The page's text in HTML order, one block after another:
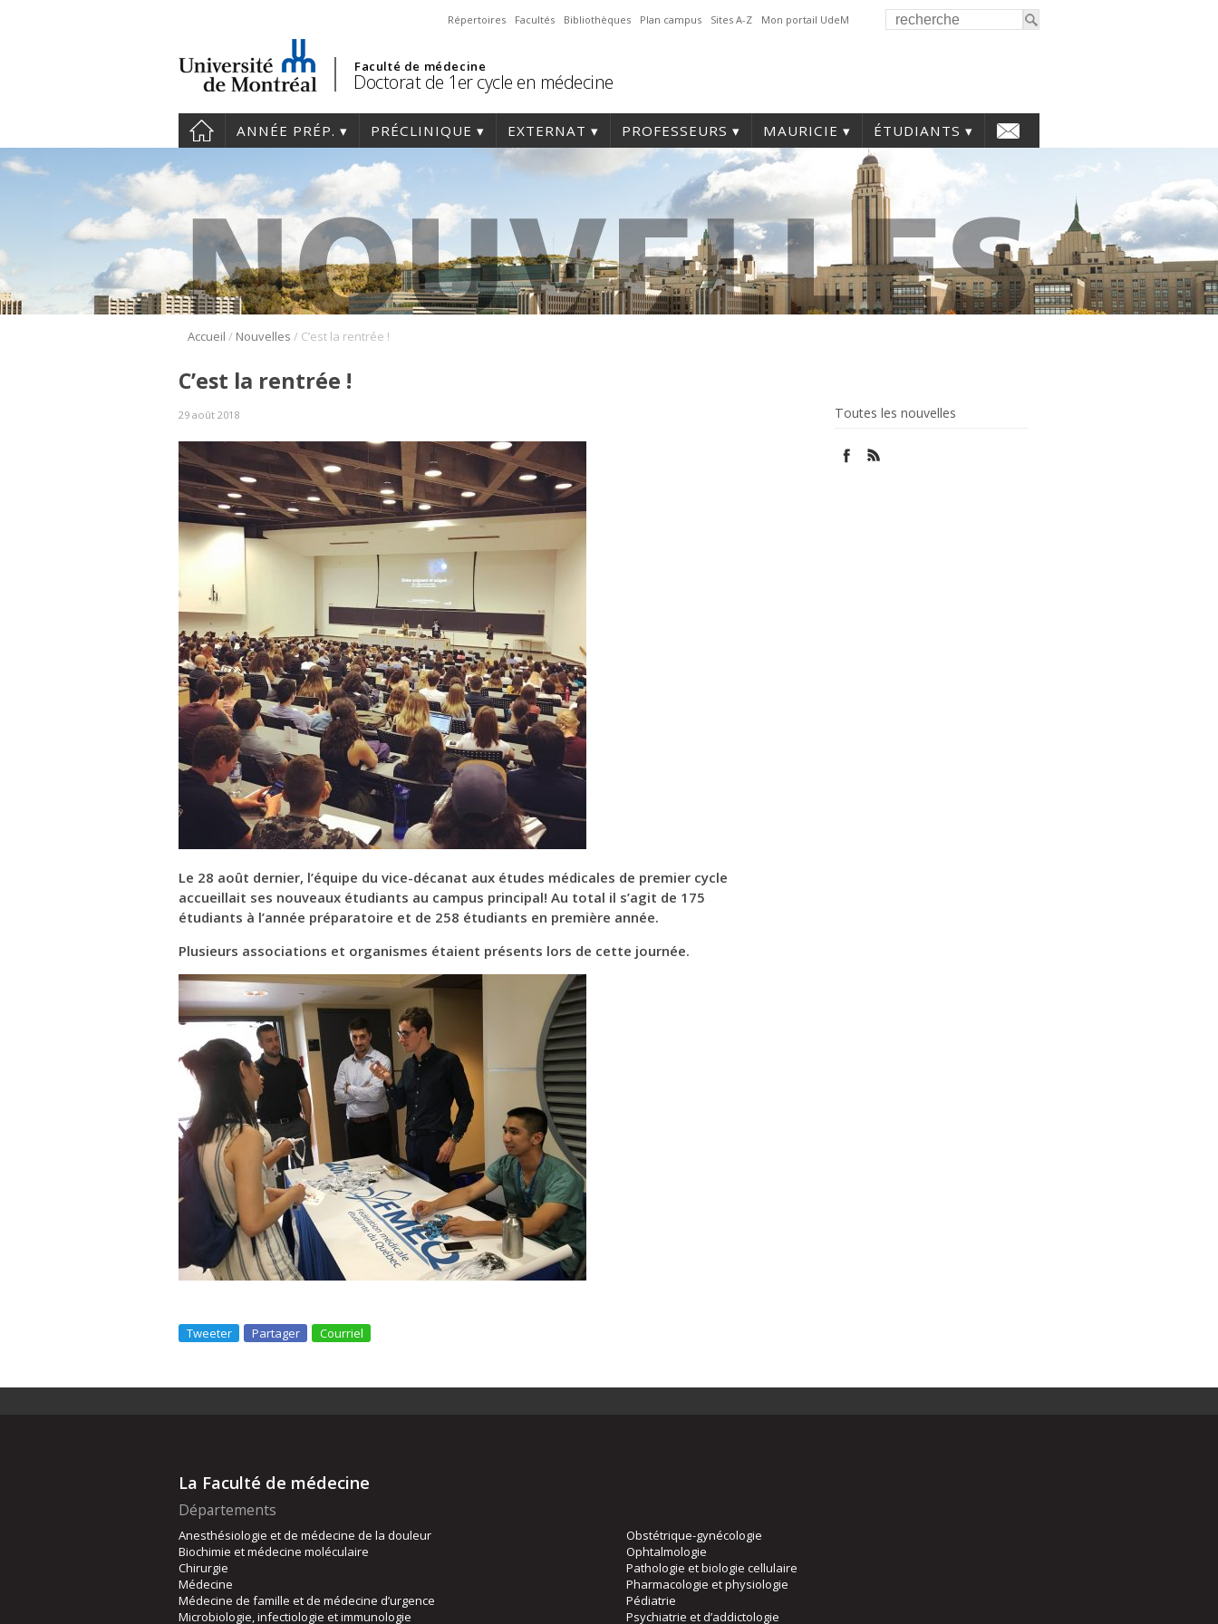
Répertoires Facultés Bibliothèques Plan campus Sites A-Z Mon portail UdeM
Faculté de médecine
Doctorat de 1er cycle en médecine
ANNÉE PRÉP. PRÉCLINIQUE EXTERNAT PROFESSEURS MAURICIE ÉTUDIANTS
Accueil / Nouvelles / C’est la rentrée !
Toutes les nouvelles
C’est la rentrée !
29 août 2018
Le 28 août dernier, l’équipe du vice-décanat aux études médicales de premier cycle
accueillait ses nouveaux étudiants au campus principal! Au total il s’agit de 175
étudiants à l’année préparatoire et de 258 étudiants en première année.
Plusieurs associations et organismes étaient présents lors de cette journée.
Tweeter Partager Courriel
La Faculté de médecine
Départements
Anesthésiologie et de médecine de la douleur
Biochimie et médecine moléculaire
Chirurgie
Médecine
Médecine de famille et de médecine d’urgence
Microbiologie, infectiologie et immunologie
Obstétrique-gynécologie
Ophtalmologie
Pathologie et biologie cellulaire
Pharmacologie et physiologie
Pédiatrie
Psychiatrie et d’addictologie